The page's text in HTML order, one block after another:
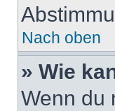
Nach oben
» Wie
Wenn du